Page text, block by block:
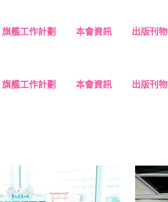
旗艦工作計劃 本會資訊 出版刊物
旗艦工作計劃 本會資訊 出版刊物